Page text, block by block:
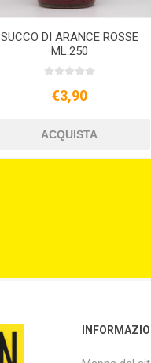
SUCCO DI ARANCE ROSSE
ML.250
€3,90